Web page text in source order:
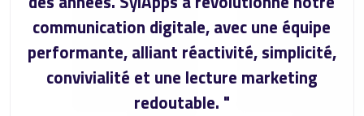
communication digitale, avec une équipe
performante, alliant réactivité, simplicité,
convivialité et une lecture marketing
redoutable. "